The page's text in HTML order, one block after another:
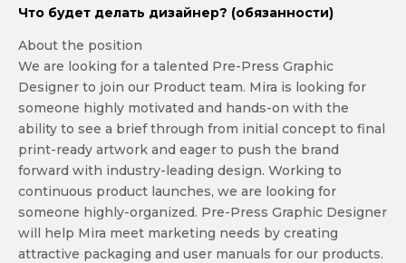
Что будет делать дизайнер? (обязанности)
About the position
We are looking for a talented Pre-Press Graphic
Designer to join our Product team. Mira is looking for
someone highly motivated and hands-on with the
ability to see a brief through from initial concept to final
print-ready artwork and eager to push the brand
forward with industry-leading design. Working to
continuous product launches, we are looking for
someone highly-organized. Pre-Press Graphic Designer
will help Mira meet marketing needs by creating
attractive packaging and user manuals for our products.